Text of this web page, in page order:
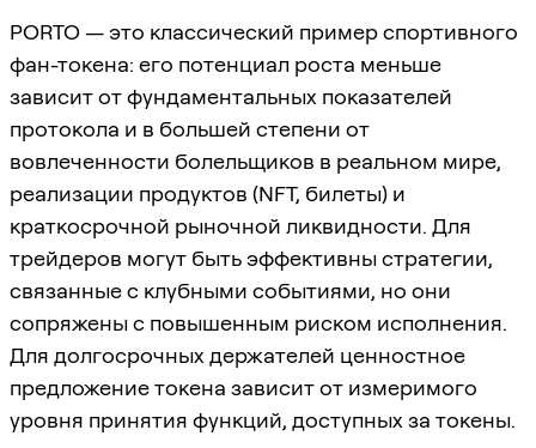
PORTO — это классический пример спортивного
фан-токена: его потенциал роста меньше
зависит от фундаментальных показателей
протокола и в большей степени от
вовлеченности болельщиков в реальном мире,
реализации продуктов (NFT, билеты) и
краткосрочной рыночной ликвидности. Для
трейдеров могут быть эффективны стратегии,
связанные с клубными событиями, но они
сопряжены с повышенным риском исполнения.
Для долгосрочных держателей ценностное
предложение токена зависит от измеримого
уровня принятия функций, доступных за токены.